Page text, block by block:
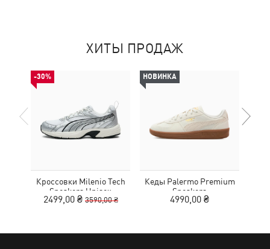
ХИТЫ ПРОДАЖ
-30%
Кроссовки Milenio Tech
Sneakers Unisex
2499,00 ₴ 3590,00 ₴
НОВИНКА
Кеды Palermo Premium
Sneakers
4990,00 ₴